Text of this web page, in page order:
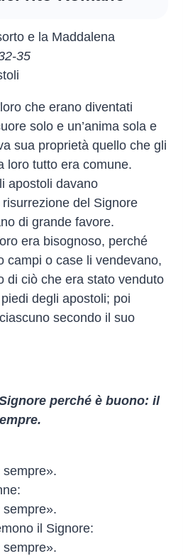
35
che erano diventati
solo e un’anima sola e
sua proprietà quello che gli
loro tutto era comune.
apostoli davano
del Signore
di grande favore.
era bisognoso, perché
campi o case li vendevano,
di ciò che era stato venduto
degli apostoli; poi
secondo il suo
perché è buono: il
il Signore: